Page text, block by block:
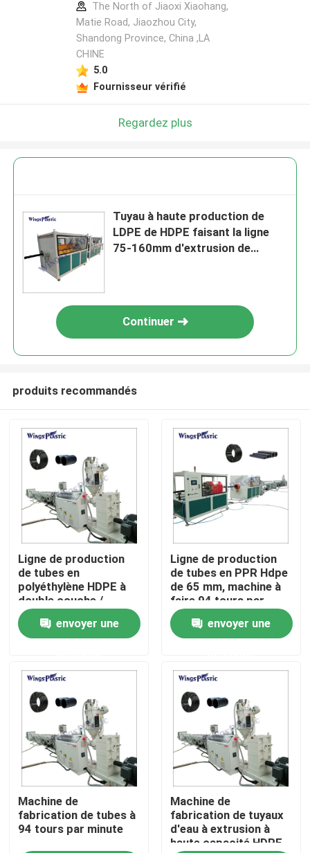
Produits
Au sujet de nous
Visite d'usine
Contrôle de qualité
Contactez-nous
Machine en plastique d'extrudeuse de tuyau
Ligne en plastique d'extrusion de tuyau
The North of Jiaoxi Xiaohang,
Matie Road, Jiaozhou City,
Shandong Province, China ,LA
CHINE
5.0
Fournisseur vérifié
Regardez plus
Tuyau à haute production de
LDPE de HDPE faisant la ligne
75-160mm d'extrusion de
Continuer
produits recommandés
Ligne de production
de tubes en
polyéthylène HDPE à
double couche /
machine de
fabricationenvoyer une
Ligne de production
de tubes en PPR Hdpe
de 65 mm, machine à
faire 94 tours par
minute
envoyer une
Machine de
fabrication de tubes à
94 tours par minute
Machine de
fabrication de tuyaux
d'eau à extrusion à
haute capacité HDPE